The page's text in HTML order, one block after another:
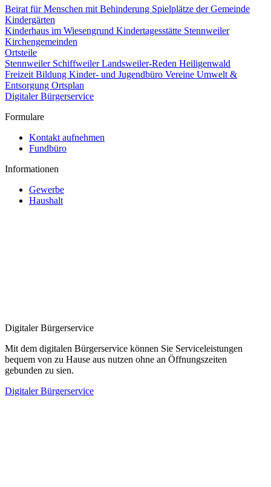
Beirat für Menschen mit Behinderung Spielplätze der Gemeinde
Kindergärten
Kinderhaus im Wiesengrund Kindertagesstätte Stennweiler
Kirchengemeinden
Ortsteile
Stennweiler SchiffweilerLandsweiler-Reden Heiligenwald
Freizeit Bildung Kinder- und Jugendbüro Vereine Umwelt &
Entsorgung Ortsplan
Digitaler Bürgerservice
Formulare
Kontakt aufnehmen
Fundbüro
Informationen
Gewerbe
Haushalt
Digitaler Bürgerservice
Mit dem digitalen Bürgerservice können Sie Serviceleistungen
bequem von zu Hause aus nutzen ohne an Öffnungszeiten
gebunden zu sien.
Digitaler Bürgerservice